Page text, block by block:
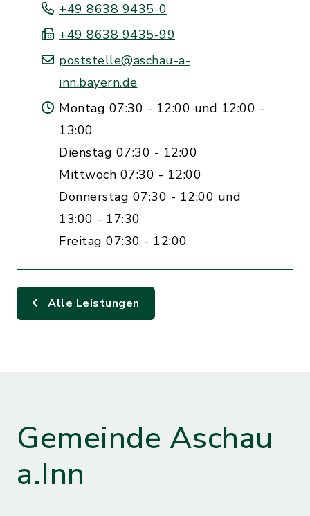
+49 8638 9435-0
+49 8638 9435-99
poststelle@aschau-a-
inn.bayern.de
Montag 07:30 - 12:00 und 12:00 -
13:00
Dienstag 07:30 - 12:00
Mittwoch 07:30 - 12:00
Donnerstag 07:30 - 12:00 und
13:00 - 17:30
Freitag 07:30 - 12:00
Alle Leistungen
Gemeinde Aschau
a.Inn